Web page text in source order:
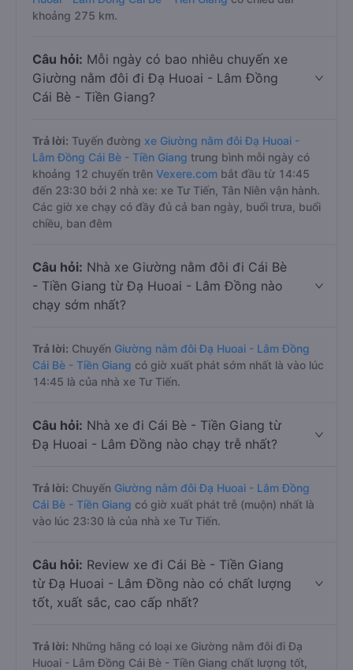
khoảng 275 km.
Câu hỏi: Mỗi ngày có bao nhiêu chuyến xe
Giường nằm đôi đi Đạ Huoai - Lâm Đồng
Cái Bè - Tiền Giang?
Trả lời: Tuyến đường xe Giường nằm đôi Đạ Huoai -
Lâm Đồng Cái Bè - Tiền Giang trung bình mỗi ngày có
khoảng 12 chuyến trên Vexere.com bắt đầu từ 14:45
đến 23:30 bởi 2 nhà xe: xe Tư Tiến, Tân Niên vận hành.
Các giờ xe chạy có đầy đủ cả ban ngày, buổi trưa, buổi
chiều, ban đêm
Câu hỏi: Nhà xe Giường nằm đôi đi Cái Bè
- Tiền Giang từ Đạ Huoai - Lâm Đồng nào
chạy sớm nhất?
Trả lời: Chuyến Giường nằm đôi Đạ Huoai - Lâm Đồng
Cái Bè - Tiền Giang có giờ xuất phát sớm nhất là vào lúc
14:45 là của nhà xe Tư Tiến.
Câu hỏi: Nhà xe đi Cái Bè - Tiền Giang từ
Đạ Huoai - Lâm Đồng nào chạy trễ nhất?
Trả lời: Chuyến Giường nằm đôi Đạ Huoai - Lâm Đồng
Cái Bè - Tiền Giang có giờ xuất phát trễ (muộn) nhất là
vào lúc 23:30 là của nhà xe Tư Tiến.
Câu hỏi: Review xe đi Cái Bè - Tiền Giang
từ Đạ Huoai - Lâm Đồng nào có chất lượng
tốt, xuất sắc, cao cấp nhất?
Trả lời: Những hãng có loại xe Giường nằm đôi đi Đạ
Huoai - Lâm Đồng Cái Bè - Tiền Giang chất lượng tốt,